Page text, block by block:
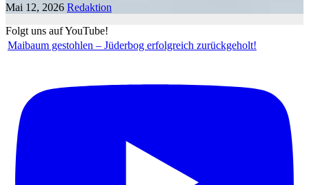
Mai 12, 2026 Redaktion
Folgt uns auf YouTube!
Maibaum gestohlen – Jüderbog erfolgreich zurückgeholt!